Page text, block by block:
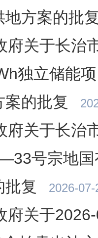
地方案的批
府关于长治
独立储能
案的批复
府关于长治
号宗地国
批复
2026-07-
府关于